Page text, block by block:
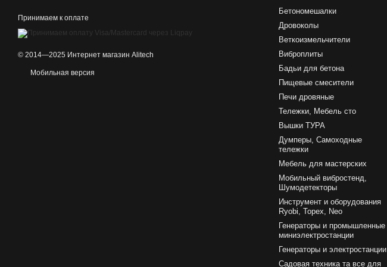
Принимаем к оплате
© 2014—2025 Интернет магазин Alitech
Мобильная версия
Бетономешалки
Дровоколы
Веткоизмельчители
Виброплиты
Бадьи для бетона
Пищевые смесители
Печи дровяные
Тележки, Мебель сто
Вышки ТУРА
Думперы, Самоходные
тележки
Мебель для мастерских
Мобильный вибростенд,
Шумодетекторы
Инструмент и оборудования
Ryobi, Topex, Neo
Генераторы и промышленные
миниэлектростанции
Генераторы и электростанции
Садовая техника та все для